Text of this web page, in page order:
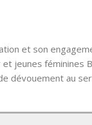
et son
jeunes féminines
dévouement au